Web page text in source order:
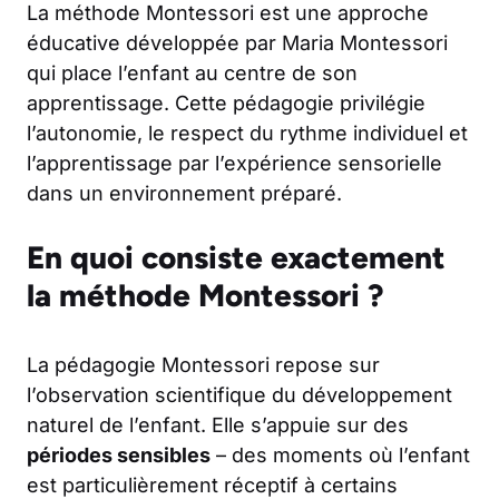
La méthode Montessori est une approche
éducative développée par Maria Montessori
qui place l’enfant au centre de son
apprentissage. Cette pédagogie privilégie
l’autonomie, le respect du rythme individuel et
l’apprentissage par l’expérience sensorielle
dans un environnement préparé.
En quoi consiste exactement
la méthode Montessori ?
La pédagogie Montessori repose sur
l’observation scientifique du développement
naturel de l’enfant. Elle s’appuie sur des
périodes sensibles – des moments où l’enfant
est particulièrement réceptif à certains